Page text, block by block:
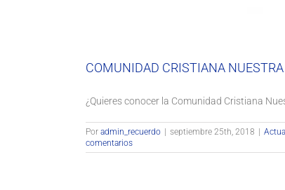
COMUNIDAD CRISTIANA NUESTRA
¿Quieres conocer la Comunidad Cristiana
Por admin_recuerdo septiembre 25th, 2018
comentarios